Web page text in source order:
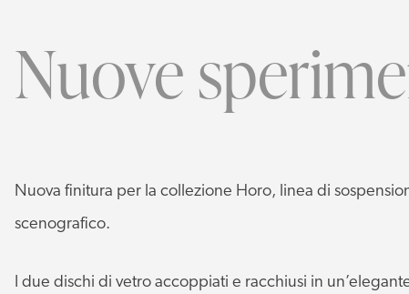
Nuove
Nuova finitura per la collezione Horo, linea di
scenografico.
I due dischi di vetro accoppiati e racchiusi in